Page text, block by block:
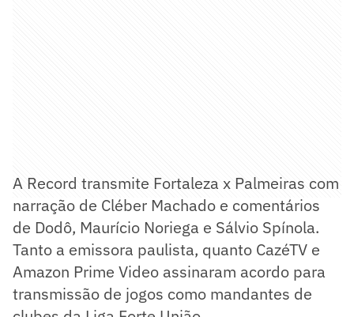
A Record transmite Fortaleza x Palmeiras com
narração de Cléber Machado e comentários
de Dodô, Maurício Noriega e Sálvio Spínola.
Tanto a emissora paulista, quanto CazéTV e
Amazon Prime Video assinaram acordo para
transmissão de jogos como mandantes de